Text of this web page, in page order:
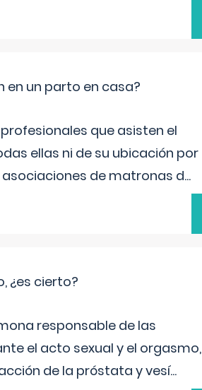
en un parto en casa?
que asisten el
ellas ni de su ubicación por
de matronas d...
¿es cierto?
responsable de las
el acto sexual y el orgasmo,
de la próstata y vesí...